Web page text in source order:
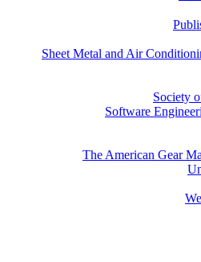
Sheet Metal and Air
Society
Software
The American Gear